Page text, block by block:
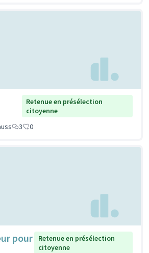
Retenue en présélection
citoyenne
3 0
pour
Retenue en présélection
citoyenne